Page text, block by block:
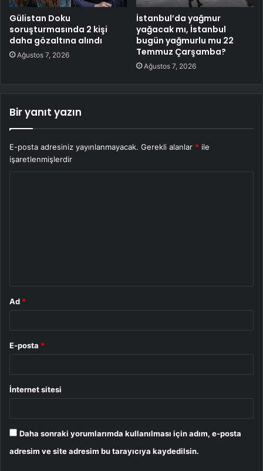
Gülistan Doku
soruşturmasında 2 kişi
daha gözaltına alındı
Ağustos 7, 2026
İstanbul’da yağmur
yağacak mı, İstanbul
bugün yağmurlu mu 22
Temmuz Çarşamba?
Ağustos 7, 2026
Bir yanıt yazın
E-posta adresiniz yayınlanmayacak. Gerekli alanlar * ile
işaretlenmişlerdir
Ad *
E-posta *
İnternet sitesi
Daha sonraki yorumlarımda kullanılması için adım, e-posta
adresim ve site adresim bu tarayıcıya kaydedilsin.